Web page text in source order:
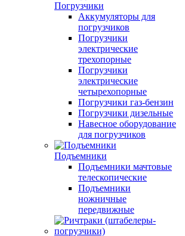
Погрузчики
Аккумуляторы для
погрузчиков
Погрузчики
электрические
трехопорные
Погрузчики
электрические
четырехопорные
Погрузчики газ-бензин
Погрузчики дизельные
Навесное оборудование
для погрузчиков
Подъемники
Подъемники мачтовые
телескопические
Подъемники
ножничные
передвижные